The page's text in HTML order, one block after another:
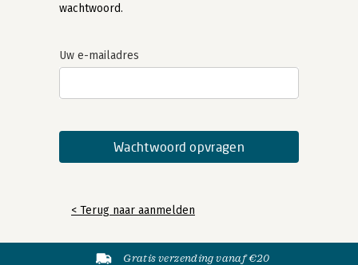
wachtwoord.
Uw e-mailadres
< Terug naar aanmelden
Gratis verzending vanaf €20